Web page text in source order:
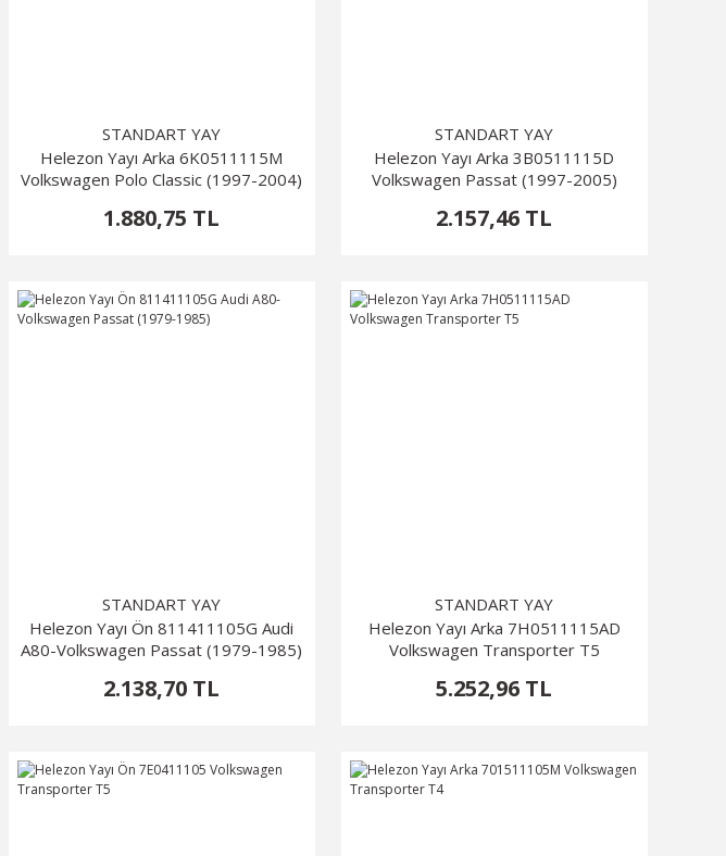
STANDART YAY
Helezon Yayı Arka 6K0511115M
Volkswagen Polo Classic (1997-2004)
1.880,75 TL
STANDART YAY
Helezon Yayı Arka 3B0511115D
Volkswagen Passat (1997-2005)
2.157,46 TL
STANDART YAY
Helezon Yayı Ön 811411105G Audi
A80-Volkswagen Passat (1979-1985)
2.138,70 TL
STANDART YAY
Helezon Yayı Arka 7H0511115AD
Volkswagen Transporter T5
5.252,96 TL